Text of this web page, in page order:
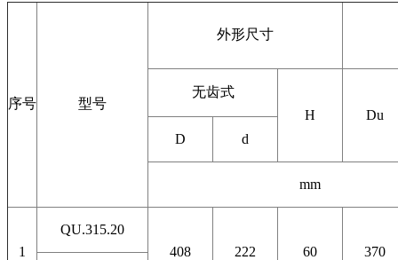
序号 型号
外形尺寸
无齿式
H
Du
D
d
mm
1
QU.315.20
408
222 60
370